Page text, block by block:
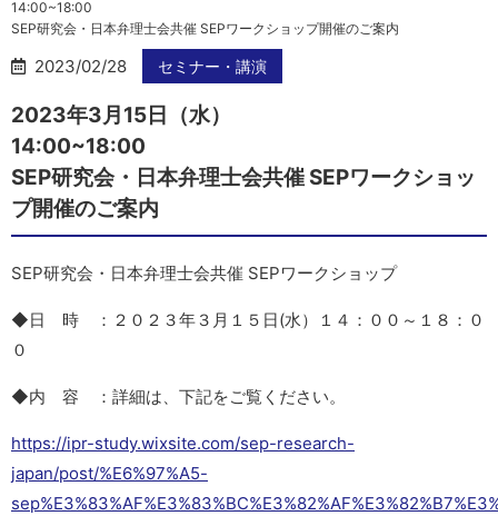
SEP研究会・日本弁理士会共催 SEPワークショップ開催のご案内
2023/02/28 セミナー・講演
2023年3月15日（水）
SEP研究会・日本弁理士会共催 SEPワークショッ
プ開催のご案内
SEP研究会・日本弁理士会共催 SEPワークショップ
◆日 時 ：２０２３年３月１５日(水）１４：００～１８：０
０
◆内 容 ：詳細は、下記をご覧ください。
https://ipr-study.wixsite.com/sep-research-
japan/post/%E6%97%A5-